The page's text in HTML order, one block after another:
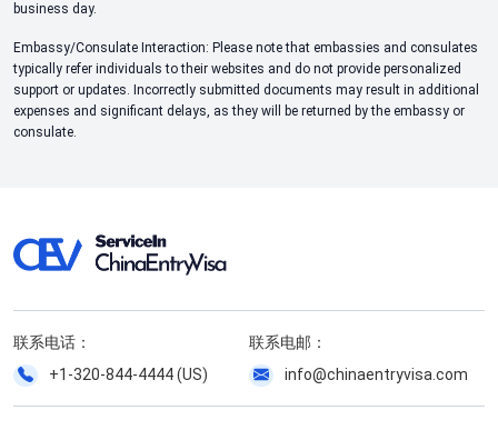
business day.
Embassy/Consulate Interaction: Please note that embassies and consulates
typically refer individuals to their websites and do not provide personalized
support or updates. Incorrectly submitted documents may result in additional
expenses and significant delays, as they will be returned by the embassy or
consulate.
联系电话：
+1-320-844-4444 (US)
联系电邮：
info@chinaentryvisa.com